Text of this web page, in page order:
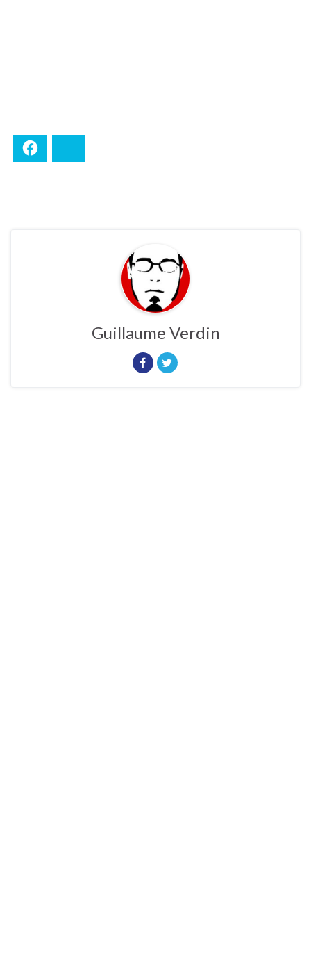
Guillaume Verdin